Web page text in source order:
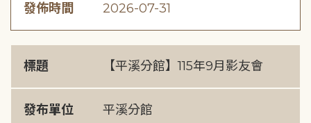
發佈時間 2026-07-31
標題 【平溪分館】115年9月影友會
發布單位 平溪分館